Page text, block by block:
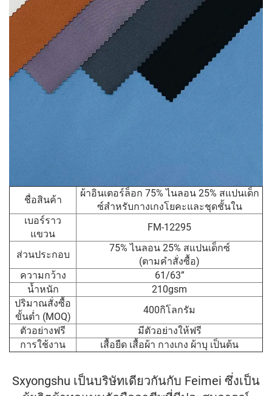
ชื่อสินค้า
ผ้าอินเตอร์ล็อก 75% ไนลอน 25% สแปนเด็ก
ซ์สำหรับกางเกงโยคะและชุดชั้นใน
เบอร์ราว
แขวน
FM-12295
ส่วนประกอบ
75% ไนลอน 25% สแปนเด็กซ์
(ตามคำสั่งซื้อ)
ความกว้าง
61/63”
น้ำหนัก
210gsm
ปริมาณสั่งซื้อ
ขั้นต่ำ (MOQ)
400กิโลกรัม
ตัวอย่างฟรี
มีตัวอย่างให้ฟรี
การใช้งาน
เสื้อยืด เสื้อผ้า กางเกง ผ้าบุ เป็นต้น
Sxyongshu เป็นบริษัทเดียวกันกับ Feimei ซึ่งเป็น